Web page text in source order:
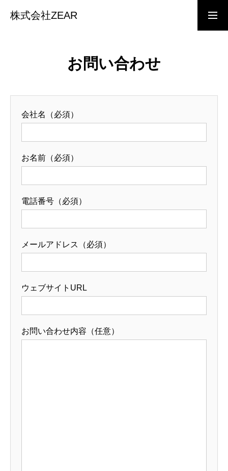
株式会社ZEAR
会社概要
お問い合わせ
お問い合わせ
会社名（必須）
お名前（必須）
電話番号（必須）
メールアドレス（必須）
ウェブサイトURL
お問い合わせ内容（任意）